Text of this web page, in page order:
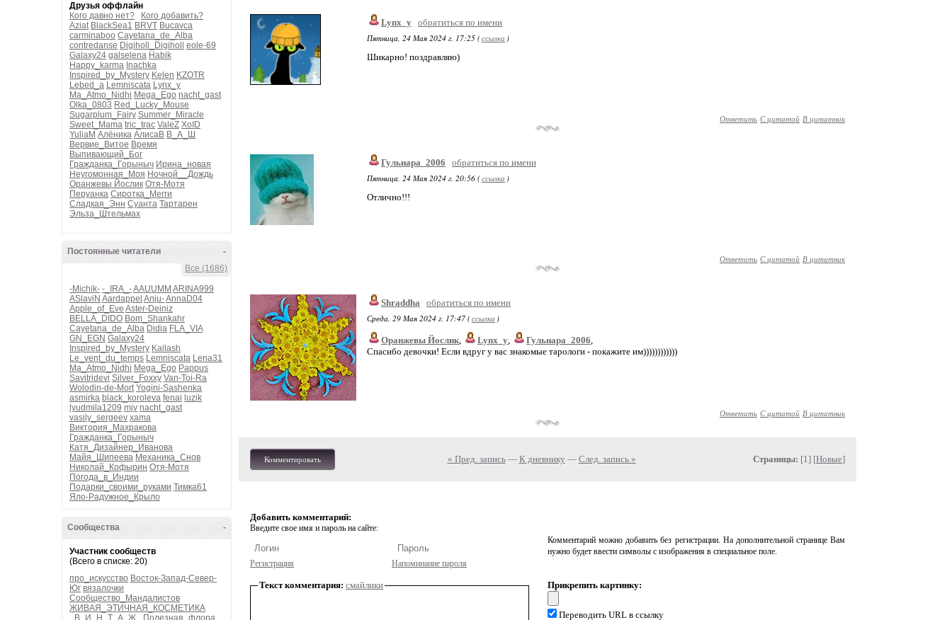
Друзья оффлайн
Кого давно нет?
Кого добавить?
Aziat BlackSea1 BRVT Bucavca
carminaboo Cayetana_de_Alba
contredanse Digiholl_Digiholl
eole-69
Galaxy24 galselena Habik
Happy_karma Inachka
Inspired_by_Mystery Kelen KZOTR
Lebed_a Lemniscata Lynx_y
Ma_Atmo_Nidhi Mega_Ego nacht_gast
Olka_0803 Red_Lucky_Mouse
Sugarplum_Fairy Summer_Miracle
Sweet_Mama tric_trac ValeZ XoID
YuliaM Алёника АлисаВ В_А_Ш
Вервие_Витое Время
Выпивающий_Бог
Гражданка_Горыныч Ирина_новая
Неугомонная_Моя Ночной__Дождь
Оранжевы Йослик Отя-Мотя
Перуанка Сиротка_Мегги
Сладкая_Энн Суанта Тартарен
Эльза_Штельмах
-
Постоянные читатели
Все (1686)
-Michik- -_IRA_-AAUUMM ARINA999
ASlaviN Aardappel Anju-AnnaD04
Apple_of_Eve Aster-Deiniz
BELLA_DIDO Bom_Shankahr
Cayetana_de_Alba Didia FLA_VIA
GN_EGN Galaxy24
Inspired_by_Mystery Kailash
Le_vent_du_temps Lemniscata Lena31
Ma_Atmo_Nidhi Mega_Ego Pappus
Savitridevi Silver_Foxxy Van-Toi-Ra
Wolodin-de-Mort Yogini-Sashenka
asmirka black_koroleva fenai luzik
lyudmila1209 mjv nacht_gast
vasily_sergeev xama
Виктория_Махракова
Гражданка_Горыныч
Катя_Дизайнер_Иванова
Майя_Шипеева Механика_Снов
Николай_Кофырин Отя-Мотя
Погода_в_Индии
Подарки_своими_руками Тимка61
Яло-Радужное_Крыло
-
Сообщества
Участник сообществ
(Всего в списке: 20)
про_искусство Восток-Запад-Север-
Юг вязалочки
Сообщество_Мандалистов
ЖИВАЯ_ЭТИЧНАЯ_КОСМЕТИКА
_В_И_Н_Т_А_Ж_
Полезная_флора
Lynx_y обратиться по имени
Пятница, 24 Мая 2024 г. 17:25 (ссылка )
Шикарно! поздравляю)
Ответить С цитатой В цитатник
Гульнара_2006
обратиться по имени
Пятница, 24 Мая 2024 г. 20:56 (ссылка )
Отлично!!!
Ответить С цитатой В цитатник
Shraddha
обратиться по имени
Среда, 29 Мая 2024 г. 17:47 (ссылка )
Оранжевы Йослик, Lynx_y, Гульнара_2006,
Спасибо девочки! Если вдруг у вас знакомые тарологи - покажите им))))))))))))
Ответить С цитатой В цитатник
Комментировать « Пред. запись— К дневнику — След. запись » Страницы: [1] [Новые]
Добавить комментарий:
Введите свое имя и пароль на сайте:
Регистрация Напоминание пароля
Комментарий можно добавить без регистрации. На дополнительной странице Вам
нужно будет ввести символы с изображения в специальное поле.
Текст комментария: смайлики Прикрепить картинку:
Переводить URL в ссылку